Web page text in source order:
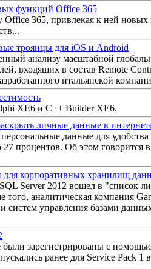
функций Office 365
365, привлекая к ней новых
троянцы для iOS и Android
анализу масштабной
входящих в состав Remote
итальянской
XE6 и C++ Builder XE6.
личные данные в
данные для
27 процентов. Об этом говорится
корпоративных хранилищ
Server 2012 вошел в "список
аналитическая компания
систем управления базами
зарегистрированы с
ранее для Service Pack 1